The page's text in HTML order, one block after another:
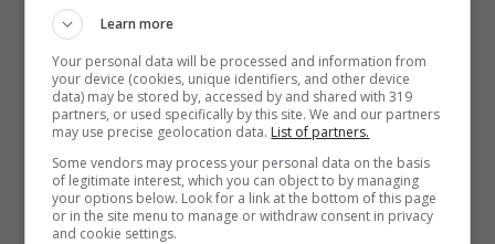
Tua suocera critica sempre le tue pietanze? Ecco le risposte
adatte, così non può replicare (mastrosasso.it)
Non temete, però, perché in questo caso ci
sono delle risposte che potete dare.Se, per
esempio, vostra suocera critica il vostro
Learn more
Your personal data will be processed and information from
your device (cookies, unique identifiers, and other device
data) may be stored by, accessed by and shared with 319
partners, or used specifically by this site. We and our partners
may use precise geolocation data. List of partners.
Some vendors may process your personal data on the basis
of legitimate interest, which you can object to by managing
your options below. Look for a link at the bottom of this page
or in the site menu to manage or withdraw consent in privacy
and cookie settings.